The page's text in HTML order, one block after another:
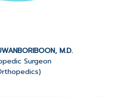
M.D.
Surgeon